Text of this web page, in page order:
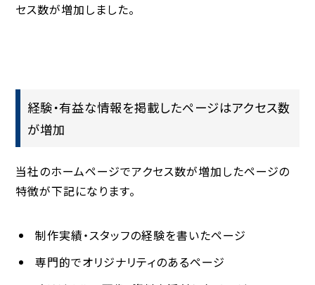
セス数が増加しました。
経験・有益な情報を掲載したページはアクセス数
が増加
当社のホームページでアクセス数が増加したページの
特徴が下記になります。
制作実績・スタッフの経験を書いたページ
専門的でオリジナリティのあるページ